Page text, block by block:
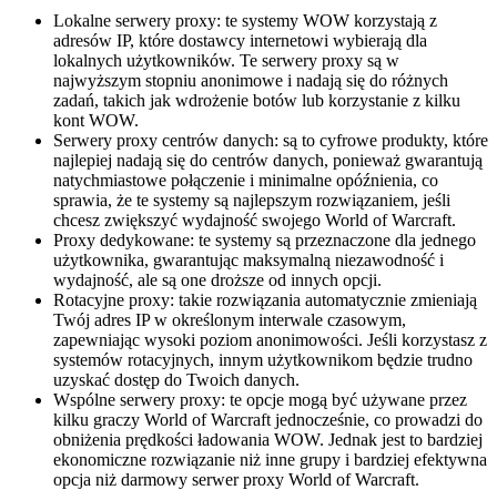
Lokalne serwery proxy: te systemy WOW korzystają z
adresów IP, które dostawcy internetowi wybierają dla
lokalnych użytkowników. Te serwery proxy są w
najwyższym stopniu anonimowe i nadają się do różnych
zadań, takich jak wdrożenie botów lub korzystanie z kilku
kont WOW.
Serwery proxy centrów danych: są to cyfrowe produkty, które
najlepiej nadają się do centrów danych, ponieważ gwarantują
natychmiastowe połączenie i minimalne opóźnienia, co
sprawia, że te systemy są najlepszym rozwiązaniem, jeśli
chcesz zwiększyć wydajność swojego World of Warcraft.
Proxy dedykowane: te systemy są przeznaczone dla jednego
użytkownika, gwarantując maksymalną niezawodność i
wydajność, ale są one droższe od innych opcji.
Rotacyjne proxy: takie rozwiązania automatycznie zmieniają
Twój adres IP w określonym interwale czasowym,
zapewniając wysoki poziom anonimowości. Jeśli korzystasz z
systemów rotacyjnych, innym użytkownikom będzie trudno
uzyskać dostęp do Twoich danych.
Wspólne serwery proxy: te opcje mogą być używane przez
kilku graczy World of Warcraft jednocześnie, co prowadzi do
obniżenia prędkości ładowania WOW. Jednak jest to bardziej
ekonomiczne rozwiązanie niż inne grupy i bardziej efektywna
opcja niż darmowy serwer proxy World of Warcraft.